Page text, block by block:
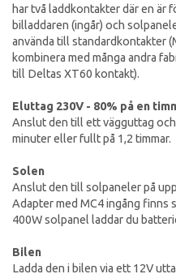
har två laddkontakter där en är
billaddaren (ingår) och
använda till standardkontakter
kombinera med många andra
till Deltas XT60 kontakt).
Eluttag 230V - 80% på en
Anslut den till ett vägguttag
minuter eller fullt på 1,2 timmar.
Solen
Anslut den till solpaneler på
Adapter med MC4 ingång
400W solpanel laddar du
Bilen
Ladda den i bilen via ett 12V